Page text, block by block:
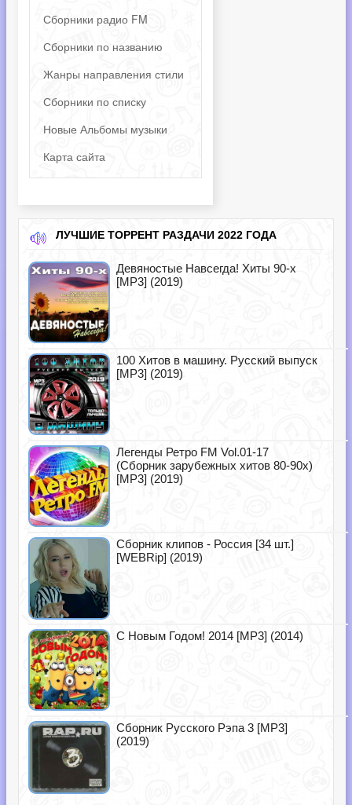
Сборники радио FM
Сборники по названию
Жанры направления стили
Сборники по списку
Новые Альбомы музыки
Карта сайта
ЛУЧШИЕ ТОРРЕНТ РАЗДАЧИ 2022 ГОДА
Девяностые Навсегда! Хиты 90-х
[MP3] (2019)
100 Хитов в машину. Русский выпуск
[MP3] (2019)
Легенды Ретро FM Vol.01-17
(Сборник зарубежных хитов 80-90х)
[MP3] (2019)
Сборник клипов - Россия [34 шт.]
[WEBRip] (2019)
С Новым Годом! 2014 [MP3] (2014)
Сборник Русского Рэпа 3 [MP3]
(2019)